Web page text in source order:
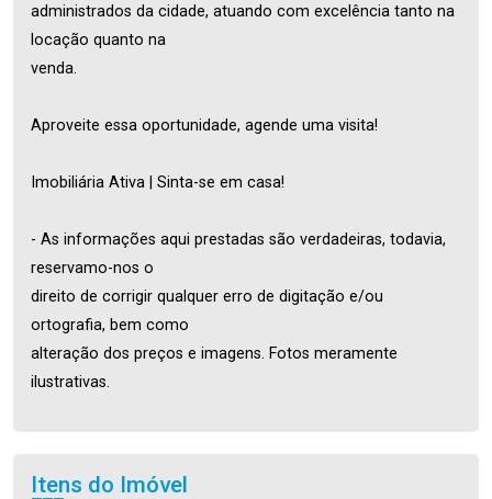
administrados da cidade, atuando com excelência tanto na
locação quanto na
venda.
Aproveite essa oportunidade, agende uma visita!
Imobiliária Ativa | Sinta-se em casa!
- As informações aqui prestadas são verdadeiras, todavia,
reservamo-nos o
direito de corrigir qualquer erro de digitação e/ou
ortografia, bem como
alteração dos preços e imagens. Fotos meramente
ilustrativas.
Itens do Imóvel